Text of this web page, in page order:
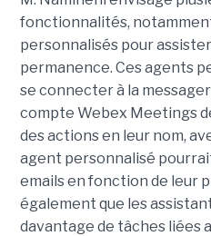
fonctionnalités,
personnalisés pour
permanence. Ces agents
se connecter à la
compte Webex Meetings
des actions en leur nom,
agent personnalisé
emails en fonction de leur
également que les
davantage de tâches liées